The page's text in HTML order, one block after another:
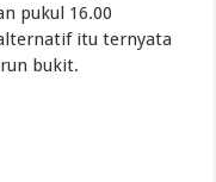
pukul 16.00
itu ternyata
bukit.